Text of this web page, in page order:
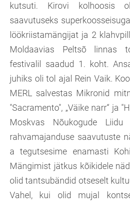
kutsuti. Kirovi kolhoosis
saavutuseks
löökriistamängijat ja 2
Moldaavias Peltsõ linnas
festivalil saadud 1. koht.
juhiks oli tol ajal Rein Vaik.
MERL salvestas Mikronid
"Sacramento", „Väike narr“ ja
Moskvas Nõukogude Liidu
rahvamajanduse saavutuste
a tegutsesime enamasti
Mängimist jätkus kõikidele
olid tantsubändid otseselt
Vahel, kui olid mujal